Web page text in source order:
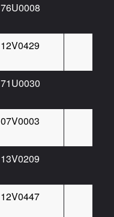
76U0008
12V0429
71U0030
07V0003
13V0209
12V0447